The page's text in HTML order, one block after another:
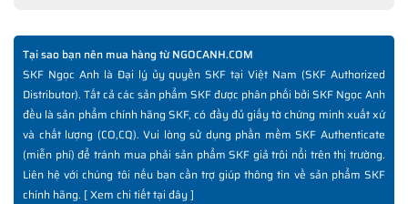
Tại sao bạn nên mua hàng từ NGOCANH.COM
SKF Ngọc Anh là Đại lý ủy quyền SKF tại Việt Nam (SKF Authorized
Distributor). Tất cả các sản phẩm SKF được phân phối bởi SKF Ngọc Anh
đều là sản phẩm chính hãng SKF, có đầy đủ giấy tờ chứng minh xuất xứ
và chất lượng (CO,CQ). Vui lòng sử dụng phần mềm SKF Authenticate
(miễn phí) để tránh mua phải sản phẩm SKF giả trôi nổi trên thị trường.
Liên hệ với chúng tôi nếu bạn cần trợ giúp thông tin về sản phẩm SKF
chính hãng. [Xem chi tiết tại đây]